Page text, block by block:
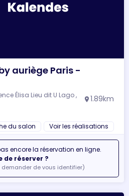
auriège Paris -
Élisa Lieu dit U Lago ,
location_on 1.89km
du salon Voir les réalisations
encore la réservation en ligne.
de réserver ?
demander de vous identifier)